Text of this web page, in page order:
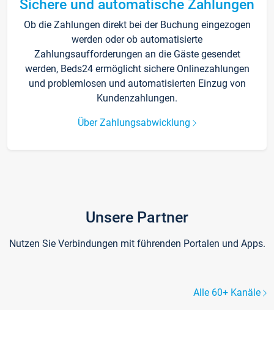
Sichere und automatische Zahlungen
Ob die Zahlungen direkt bei der Buchung eingezogen
werden oder ob automatisierte
Zahlungsaufforderungen an die Gäste gesendet
werden, Beds24 ermöglicht sichere Onlinezahlungen
und problemlosen und automatisierten Einzug von
Kundenzahlungen.
Über Zahlungsabwicklung
Unsere Partner
Nutzen Sie Verbindungen mit führenden Portalen und Apps.
Alle 60+ Kanäle